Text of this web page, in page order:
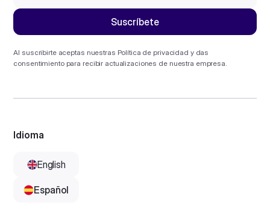
Al suscribirte aceptas nuestras Política de privacidad y das
consentimiento para recibir actualizaciones de nuestra empresa.
Idioma
English
Español